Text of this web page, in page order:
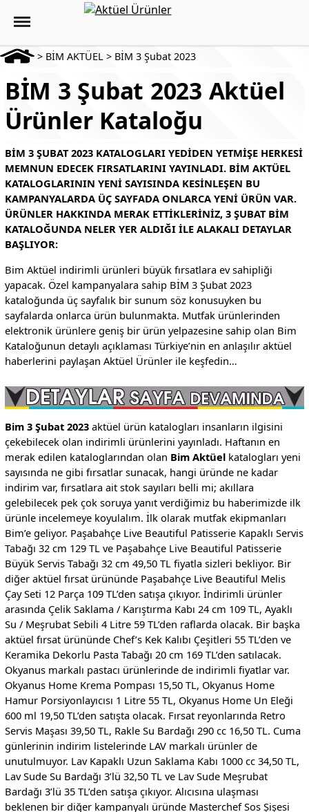
> BİM AKTÜEL > BİM 3 Şubat 2023
BİM 3 Şubat 2023 Aktüel
Ürünler Kataloğu
BIM 3 ŞUBAT 2023 KATALOGLARI YEDIDEN YETMIŞE HERKESI
MEMNUN EDECEK FIRSATLARINI YAYINLADI. BIM AKTÜEL
KATALOGLARININ YENI SAYISINDA KESINLEŞEN BU
KAMPANYALARDA ÜÇ SAYFADA ONLARCA YENI ÜRÜN VAR.
ÜRÜNLER HAKKINDA MERAK ETTIKLERINIZ, 3 ŞUBAT BIM
KATALOĞUNDA NELER YER ALDIĞI ILE ALAKALI DETAYLAR
BAŞLIYOR:
Bim Aktüel indirimli ürünleri büyük fırsatlara ev sahipliği
yapacak. Özel kampanyalara sahip BİM 3 Şubat 2023
kataloğunda üç sayfalık bir sunum söz konusuyken bu
sayfalarda onlarca ürün bulunmakta. Mutfak ürünlerinden
elektronik ürünlere geniş bir ürün yelpazesine sahip olan Bim
Kataloğunun detaylı açıklaması Türkiye’nin en anlaşılır aktüel
haberlerini paylaşan Aktüel Ürünler ile keşfedin…
Bim 3 Şubat 2023aktüel ürün katalogları insanların ilgisini
çekebilecek olan indirimli ürünlerini yayınladı. Haftanın en
merak edilen kataloglarından olan Bim Aktüelkatalogları yeni
sayısında ne gibi fırsatlar sunacak, hangi üründe ne kadar
indirim var, fırsatlara ait stok sayıları belli mi; akıllara
gelebilecek pek çok soruya yanıt verdiğimiz bu haberimizde ilk
ürünle incelemeye koyulalım. İlk olarak mutfak ekipmanları
Bim’e geliyor. Paşabahçe Live Beautiful Patisserie Kapaklı Servis
Tabağı 32 cm 129 TL ve Paşabahçe Live Beautiful Patisserie
Büyük Servis Tabağı 32 cm 49,50 TL fiyatla sizleri bekliyor. Bir
diğer aktüel fırsat ürününde Paşabahçe Live Beautiful Melis
Çay Seti 12 Parça 109 TL’den satışa çıkıyor. İndirimli ürünler
arasında Çelik Saklama / Karıştırma Kabı 24 cm 109 TL, Ayaklı
Su / Meşrubat Sebili 4 Litre 59 TL’den raflarda olacak. Bir başka
aktüel fırsat ürününde Chef’s Kek Kalıbı Çeşitleri 55 TL’den ve
Keramika Dekorlu Pasta Tabağı 20 cm 169 TL’den satılacak.
Okyanus markalı pastacı ürünlerinde de indirimli fiyatlar var.
Okyanus Home Krema Pompası 15,50 TL, Okyanus Home
Hamur Porsiyonlayıcısı 1 Litre 55 TL, Okyanus Home Un Eleği
600 ml 19,50 TL’den satışta olacak. Fırsat reyonlarında Retro
Servis Maşası 39,50 TL, Rakle Su Bardağı 290 cc 16,50 TL. Cuma
günlerinin indirim listelerinde LAV markalı ürünler de
unutulmuyor. Lav Kapaklı Uzun Saklama Kabı 1000 cc 34,50 TL,
Lav Sude Su Bardağı 3’lü 32,50 TL ve Lav Sude Meşrubat
Bardağı 3’lü 35 TL’den satışa çıkıyor. Alıcısına ulaşması
beklenen bir diğer kampanyalı üründe Masterchef Sos Şişesi